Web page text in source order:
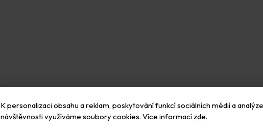
K personalizaci obsahu a reklam, poskytování funkcí sociálních médií a
návštěvnosti využíváme soubory cookies. Více informacízde.